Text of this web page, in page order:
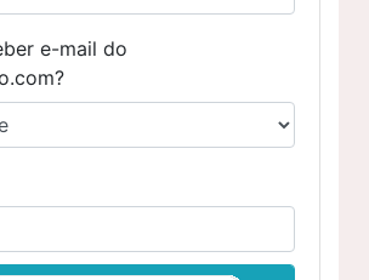
e-mail do